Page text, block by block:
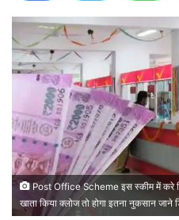
Post Office Scheme इस स्कीम में करे
खाता किया क्लोज तो होगा इतना नुकसान जाने